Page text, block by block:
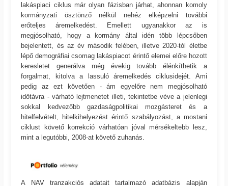
lakáspiaci ciklus már olyan fázisban járhat, ahonnan komoly
kormányzati ösztönző nélkül nehéz elképzelni további
erőteljes áremelkedést. Emellett ugyanakkor az is
megjósolható, hogy a kormány által idén több lépcsőben
bejelentett, és az év második felében, illetve 2020-tól életbe
lépő demográfiai csomag lakáspiacot érintő elemei előre hozott
keresletet generálva még évekig tovább élénkíthetik a
forgalmat, kitolva a lassuló áremelkedés ciklusidejét. Ami
pedig az ezt követően - ám egyelőre nem megjósolható
időtávra - várható lejtmenetet illeti, tekintetbe véve a jelenlegi
sokkal kedvezőbb gazdaságpolitikai mozgásteret és a
hitelfelvételt, hitelkihelyezést érintő szabályozást, a mostani
ciklust követő korrekció várhatóan jóval mérsékeltebb lesz,
mint a legutóbbi, 2008-at követő zuhanás.
A NAV tranzakciós adatait tartalmazó adatbázis alapján